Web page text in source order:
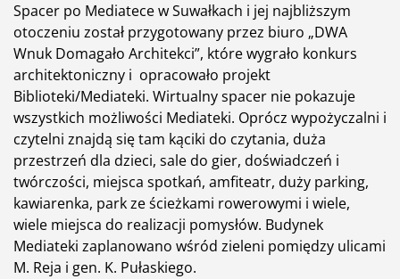
Spacer po Mediatece w Suwałkach i jej najbliższym
otoczeniu został przygotowany przez biuro „DWA
Wnuk Domagało Architekci”, które wygrało konkurs
architektoniczny i opracowało projekt
Biblioteki/Mediateki. Wirtualny spacer nie pokazuje
wszystkich możliwości Mediateki. Oprócz wypożyczalni i
czytelni znajdą się tam kąciki do czytania, duża
przestrzeń dla dzieci, sale do gier, doświadczeń i
twórczości, miejsca spotkań, amfiteatr, duży parking,
kawiarenka, park ze ścieżkami rowerowymi i wiele,
wiele miejsca do realizacji pomysłów. Budynek
Mediateki zaplanowano wśród zieleni pomiędzy ulicami
M. Reja i gen. K. Pułaskiego.